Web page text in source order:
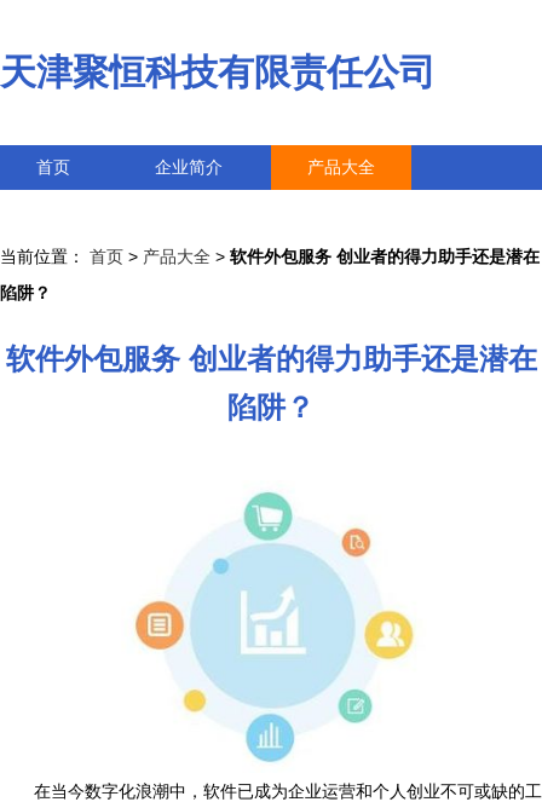
天津聚恒科技有限责任公司
首页 企业简介 产品大全
当前位置： 首页 > 产品大全 > 软件外包服务 创业者的得力助手还是潜在
陷阱？
软件外包服务 创业者的得力助手还是潜在
陷阱？
在当今数字化浪潮中，软件已成为企业运营和个人创业不可或缺的工